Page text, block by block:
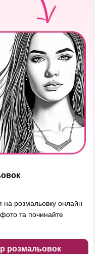
на розмальовку онлайн
та починайте
розмальовок